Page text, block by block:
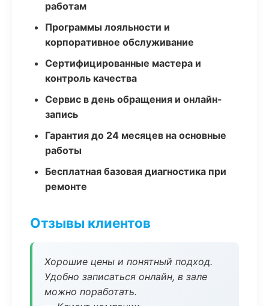
работам
Программы лояльности и
корпоративное обслуживание
Сертифицированные мастера и
контроль качества
Сервис в день обращения и онлайн-
запись
Гарантия до 24 месяцев на основные
работы
Бесплатная базовая диагностика при
ремонте
Отзывы клиентов
Хорошие цены и понятный подход.
Удобно записаться онлайн, в зале
можно поработать.